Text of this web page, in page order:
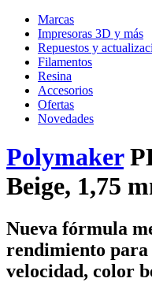
Marcas
Impresoras 3D y más
Repuestos y
Filamentos
Resina
Accesorios
Ofertas
Novedades
Polymaker
Beige, 1,75
Nueva fórmula
rendimiento
velocidad, color